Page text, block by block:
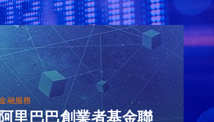
融服務
里巴巴創業者基金聯